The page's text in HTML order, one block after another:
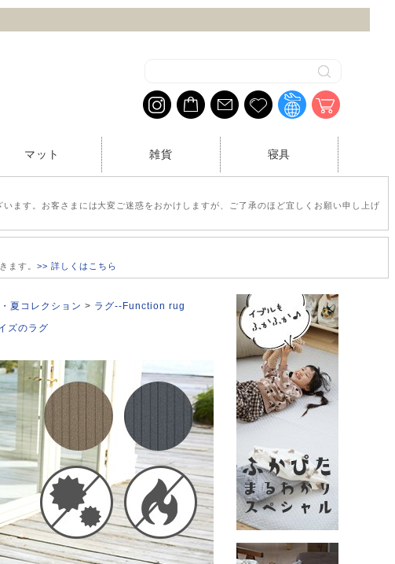
マット 雑貨 寝具
ます。お客さまには大変ご迷惑をおかけしますが、ご了承のほど宜しくお願い申し上げ
ます。>> 詳しくはこちら
コレクション
ラグ--Function rug
ズのラグ